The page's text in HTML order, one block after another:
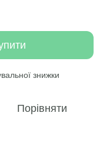
знижки
Порівняти